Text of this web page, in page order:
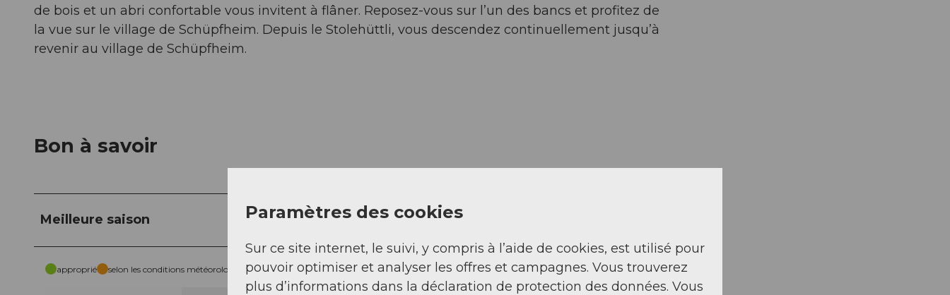
de bois et un abri confortable vous invitent à flâner. Reposez-vous sur l’un des bancs et profitez de
la vue sur le village de Schüpfheim. Depuis le Stolehüttli, vous descendez continuellement jusqu’à
revenir au village de Schüpfheim.
Bon à savoir
Meilleure saison
approprié selon les conditions météorologiques
Paramètres des cookies
Sur ce site internet, le suivi, y compris à l’aide de cookies, est utilisé pour
pouvoir optimiser et analyser les offres et campagnes. Vous trouverez
plus d’informations dans la déclaration de protection des données. Vous